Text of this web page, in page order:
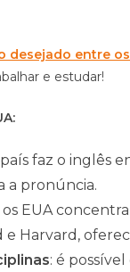
desejado entre
e estudar!
faz o inglês
a pronúncia.
os EUA
Harvard,
: é